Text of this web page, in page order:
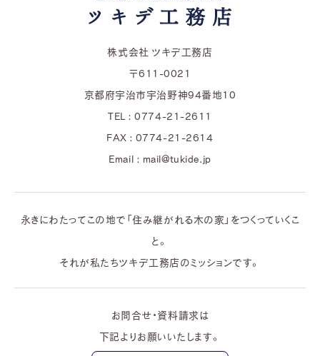
株式会社 ツキデ工務店
〒611-0021
京都府宇治市宇治野神94番地10
TEL : 0774-21-2611
FAX : 0774-21-2614
Email : mail@tukide.jp
永きにわたってこの地で「住み継がれる木の家」をつくっていくこ
と。
それが私たちツキデ工務店のミッションです。
お問合せ・資料請求は
下記よりお願いいたします。